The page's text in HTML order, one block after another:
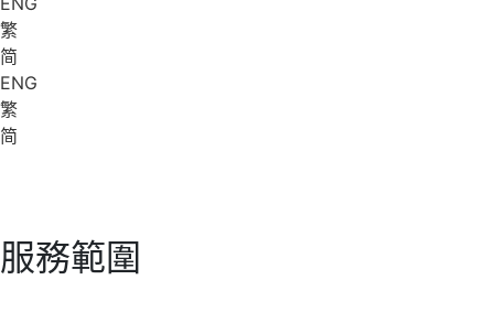
繁
简
ENG
繁
简
服務範圍